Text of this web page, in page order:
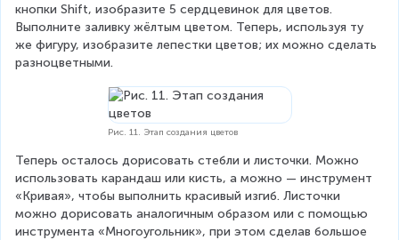
кнопки Shift, изобразите 5 сердцевинок для цветов.
Выполните заливку жёлтым цветом. Теперь, используя ту
же фигуру, изобразите лепестки цветов; их можно сделать
разноцветными.
Рис. 11. Этап создания цветов
Теперь осталось дорисовать стебли и листочки. Можно
использовать карандаш или кисть, а можно — инструмент
«Кривая», чтобы выполнить красивый изгиб. Листочки
можно дорисовать аналогичным образом или с помощью
инструмента «Многоугольник», при этом сделав большое